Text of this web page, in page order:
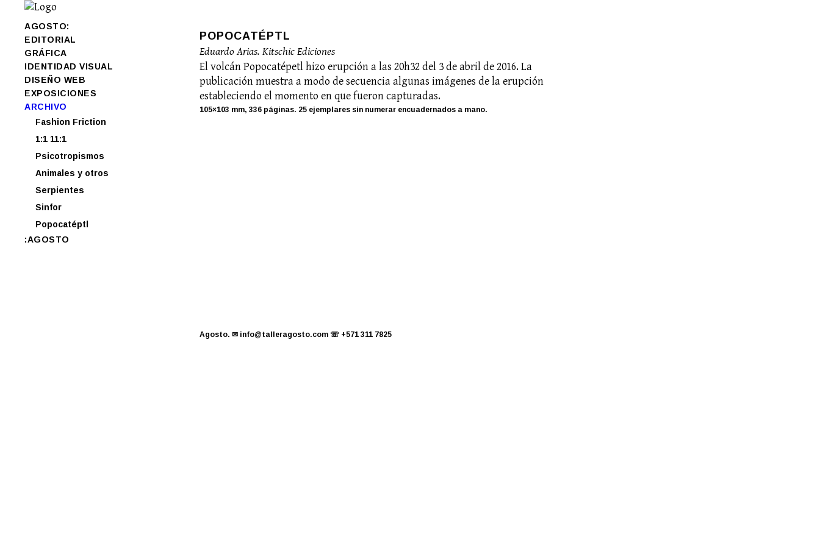
AGOSTO:
EDITORIAL
GRÁFICA
IDENTIDAD VISUAL
DISEÑO WEB
EXPOSICIONES
ARCHIVO
Fashion Friction
1:1 11:1
Psicotropismos
Animales y otros
Serpientes
Sinfor
Popocatéptl
:AGOSTO
POPOCATÉPTL
Eduardo Arias. Kitschic Ediciones
El volcán Popocatépetl hizo erupción a las 20h32 del 3 de abril de 2016. La
publicación muestra a modo de secuencia algunas imágenes de la erupción
estableciendo el momento en que fueron capturadas.
105×103 mm, 336 páginas. 25 ejemplares sin numerar encuadernados a mano.
Agosto. ✉ info@talleragosto.com ☏ +571 311 7825